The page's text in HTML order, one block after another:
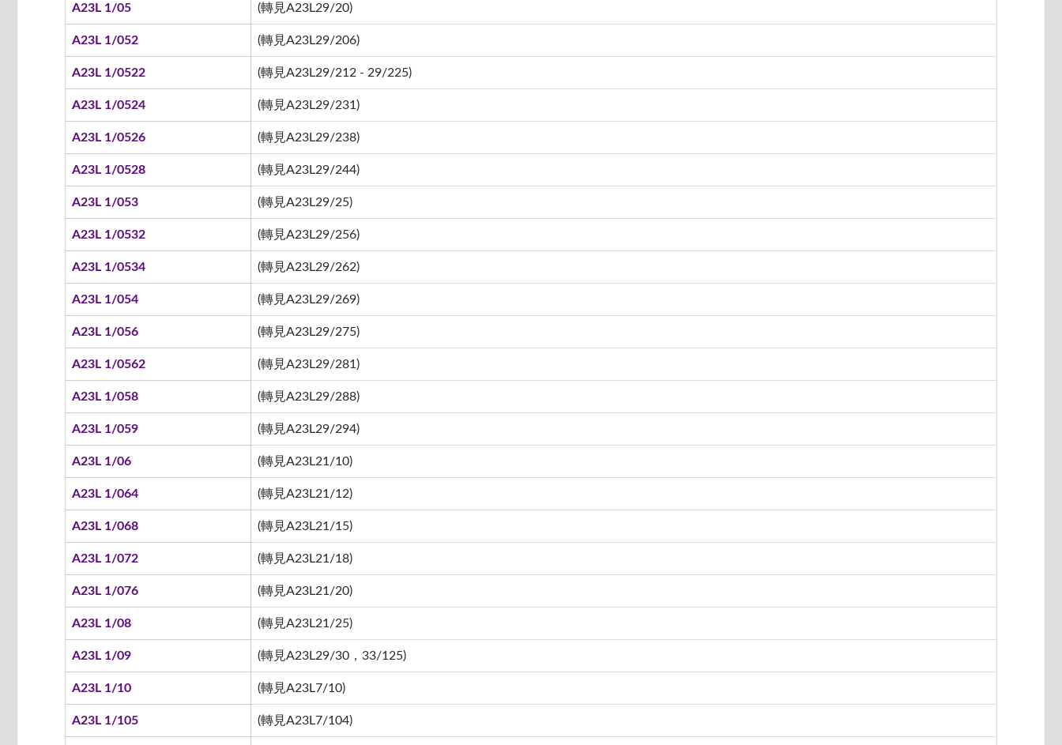
A23L 1/05 (轉見A23L29/20)
A23L 1/052 (轉見A23L29/206)
A23L 1/0522 (轉見A23L29/212 - 29/225)
A23L 1/0524 (轉見A23L29/231)
A23L 1/0526 (轉見A23L29/238)
A23L 1/0528 (轉見A23L29/244)
A23L 1/053 (轉見A23L29/25)
A23L 1/0532 (轉見A23L29/256)
A23L 1/0534 (轉見A23L29/262)
A23L 1/054 (轉見A23L29/269)
A23L 1/056 (轉見A23L29/275)
A23L 1/0562 (轉見A23L29/281)
A23L 1/058 (轉見A23L29/288)
A23L 1/059 (轉見A23L29/294)
A23L 1/06 (轉見A23L21/10)
A23L 1/064 (轉見A23L21/12)
A23L 1/068 (轉見A23L21/15)
A23L 1/072 (轉見A23L21/18)
A23L 1/076 (轉見A23L21/20)
A23L 1/08 (轉見A23L21/25)
A23L 1/09 (轉見A23L29/30，33/125)
A23L 1/10 (轉見A23L7/10)
A23L 1/105 (轉見A23L7/104)